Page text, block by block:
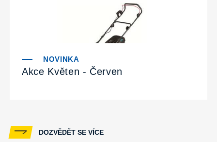
Akce Květen - Červen
DOZVĚDĚT SE VÍCE